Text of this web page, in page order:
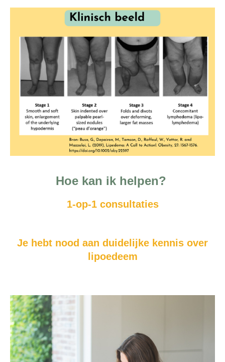
Hoe kan ik helpen?
1-op-1 consultaties
Je hebt nood aan duidelijke kennis over
lipoedeem